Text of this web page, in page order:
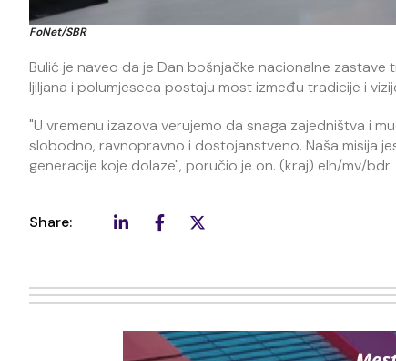
FoNet/SBR
Bulić je naveo da je Dan bošnjačke nacionalne
ljiljana i polumjeseca postaju most između tradicije i
"U vremenu izazova verujemo da snaga zajedništva i
slobodno, ravnopravno i dostojanstveno. Naša misija
generacije koje dolaze", poručio je on. (kraj) elh/mv/bdr
Share: